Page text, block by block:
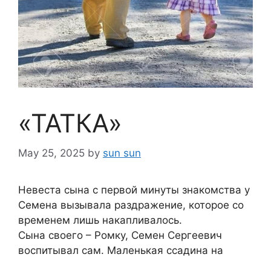
«ТАТКА»
May 25, 2025 by sun sun
Невеста сына с первой минуты знакомства у
Семена вызывала раздражение, которое со
временем лишь накапливалось.
Сына своего – Ромку, Семен Сергеевич
воспитывал сам. Маленькая ссадина на